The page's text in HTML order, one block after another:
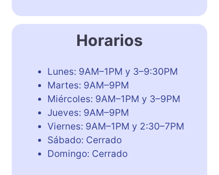
Horarios
Lunes: 9AM–1PM y 3–9:30PM
Martes: 9AM–9PM
Miércoles: 9AM–1PM y 3–9PM
Jueves: 9AM–9PM
Viernes: 9AM–1PM y 2:30–7PM
Sábado: Cerrado
Domingo: Cerrado